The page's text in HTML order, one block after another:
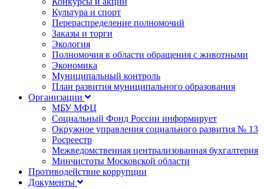
Культура и спорт
Перераспределение полномочий
Заказы и торги
Экология
Полномочия в области обращения с животными
Экономика
Муниципальный контроль
План развития муниципального образования
Организации
МБУ МФЦ
Социальный Фонд России информирует
Окружное управления социального развития № 13
Росреестр
Межведомственная централизованная бухгалтерия
Минчистоты Московской области
Противодействие коррупции
Документы